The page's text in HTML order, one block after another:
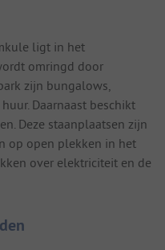
ligt in het
omringd door
zijn bungalows,
Daarnaast beschikt
Deze staanplaatsen zijn
op open plekken in het
over elektriciteit en de